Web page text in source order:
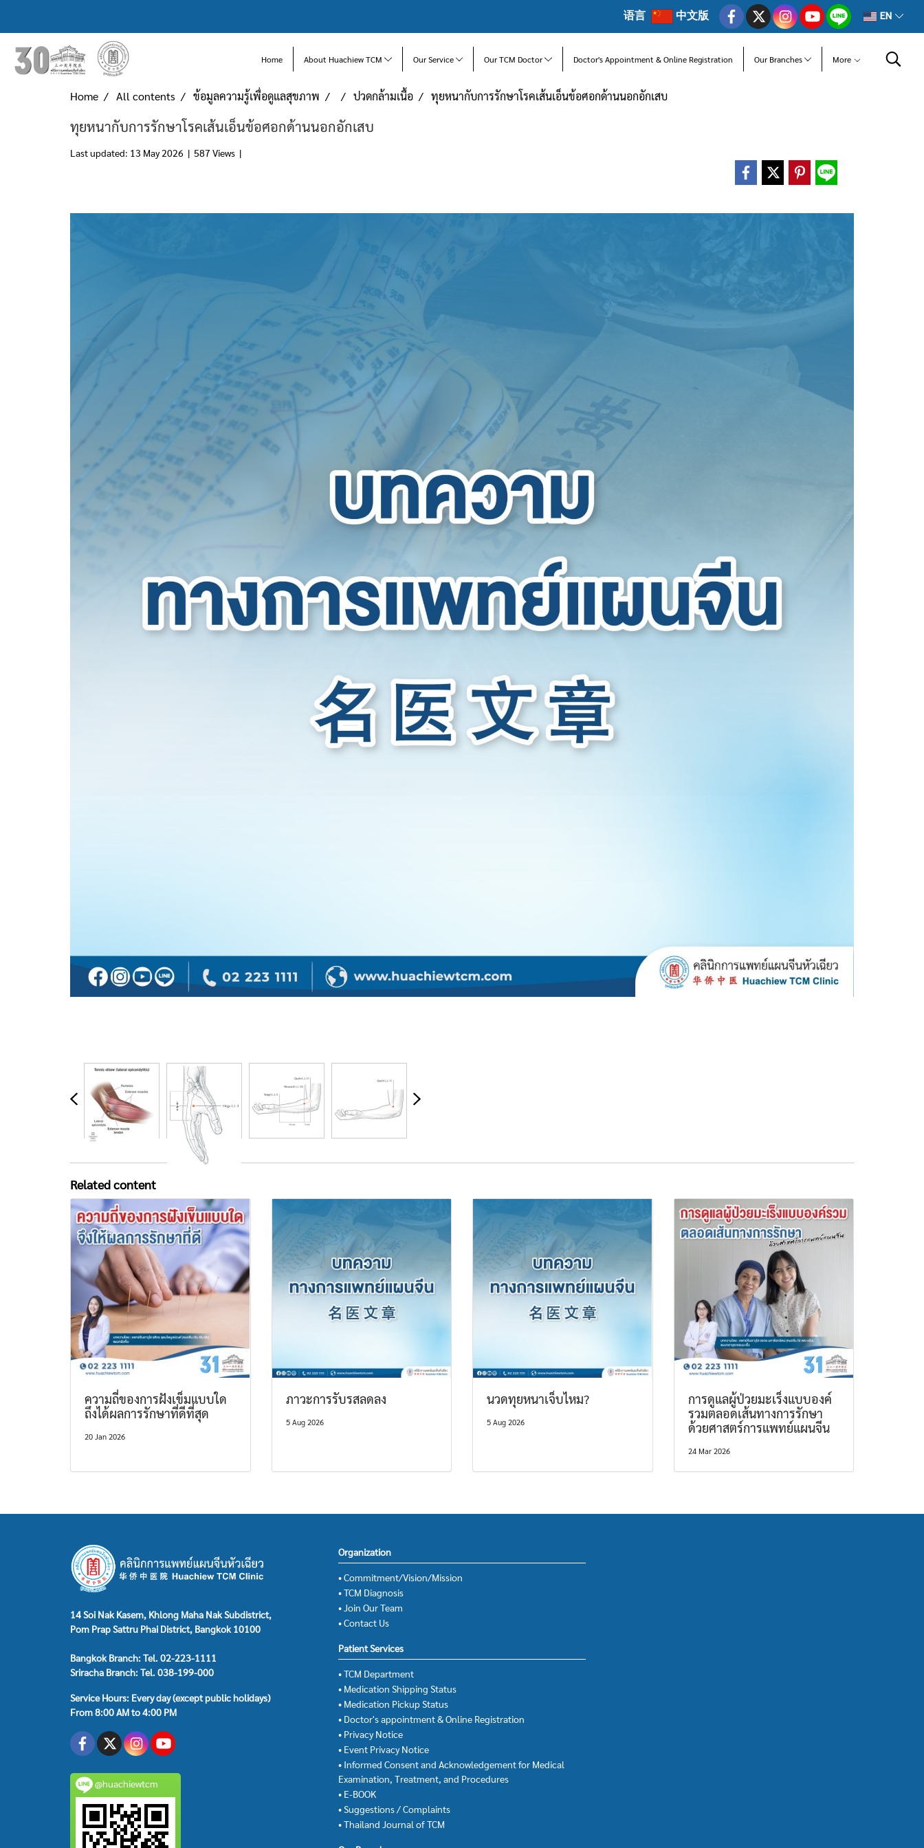
语言 中文版 EN
Home About Huachiew TCM Our Service Our TCM Doctor Doctor's Appointment & Online Registration Our Branches More
Home All contents ข้อมูลความรู้เพื่อดูแลสุขภาพ ปวดกล้ามเนื้อ ทุยหนากับการรักษาโรคเส้นเอ็นข้อศอกด้านนอกอักเสบ
ทุยหนากับการรักษาโรคเส้นเอ็นข้อศอกด้านนอกอักเสบ
Last updated: 13 May 2026 | 587 Views |
Related content
ความถี่ของการฝังเข็มแบบใด
ถึงได้ผลการรักษาที่ดีที่สุด
20 Jan 2026
ภาวะการรับรสลดลง
5 Aug 2026
นวดทุยหนาเจ็บไหม?
5 Aug 2026
การดูแลผู้ป่วยมะเร็งแบบองค์
รวมตลอดเส้นทางการรักษา
ด้วยศาสตร์การแพทย์แผนจีน
24 Mar 2026
14 Soi Nak Kasem, Khlong Maha Nak Subdistrict,
Pom Prap Sattru Phai District, Bangkok 10100
Bangkok Branch: Tel. 02-223-1111
Sriracha Branch: Tel. 038-199-000
Service Hours: Every day (except public holidays)
From 8:00 AM to 4:00 PM
@huachiewtcm
Organization
• Commitment/Vision/Mission
• TCM Diagnosis
• Join Our Team
• Contact Us
Patient Services
• TCM Department
• Medication Shipping Status
• Medication Pickup Status
• Doctor's appointment & Online Registration
• Privacy Notice
• Event Privacy Notice
• Informed Consent and Acknowledgement for Medical
Examination, Treatment, and Procedures
• E-BOOK
• Suggestions / Complaints
• Thailand Journal of TCM